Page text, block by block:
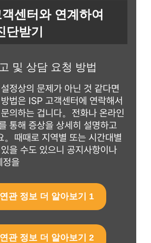
센터와 연계하여
단받기
및 상담 요청 방법
정상의 문제가 아닌 것 같다면
법은 ISP 고객센터에 연락해서
의하는 겁니다。전화나 온라인
통해 증상을 상세히 설명하고
。때때로 지역별 또는 시간대별
을 수도 있으니 공지사항이나
정을
관 정보 더 알아보기 1
관 정보 더 알아보기 2